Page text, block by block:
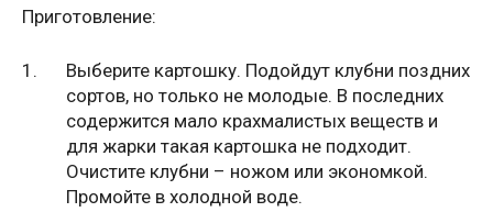
Приготовление:
Выберите картошку. Подойдут клубни поздних
сортов, но только не молодые. В последних
содержится мало крахмалистых веществ и
для жарки такая картошка не подходит.
Очистите клубни – ножом или экономкой.
Промойте в холодной воде.